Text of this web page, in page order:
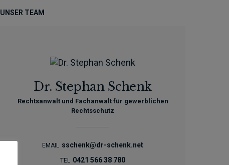
UNSER TEAM
Dr. Stephan Schenk
Rechtsanwalt und Fachanwalt für gewerblichen
Rechtsschutz
EMAIL sschenk@dr-schenk.net
TEL 0421 566 38 780